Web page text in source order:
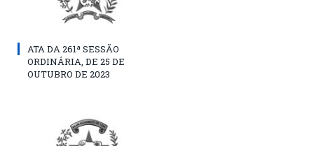
ATA DA 261ª SESSÃO
ORDINÁRIA, DE 25 DE
OUTUBRO DE 2023